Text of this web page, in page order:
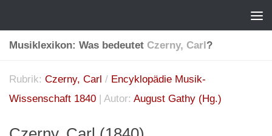
Musiklexikon: Was bedeutet Czerny, Carl?
Rubrik: Czerny, Carl / Encyklopädie Musik-
Wissenschaft 1840 | Autor: August Gathy (Hg.)